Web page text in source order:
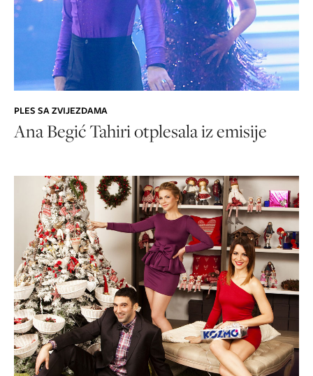
PLES SA ZVIJEZDAMA
Ana Begić Tahiri otplesala iz emisije